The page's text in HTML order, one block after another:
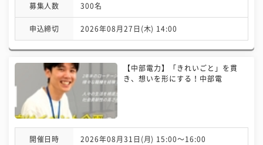
募集人数 300名
申込締切 2026年08月27日(木) 14:00
【中部電力】「きれいごと」を貫
き、想いを形にする！中部電
開催日時 2026年08月31日(月) 15:00〜16:00